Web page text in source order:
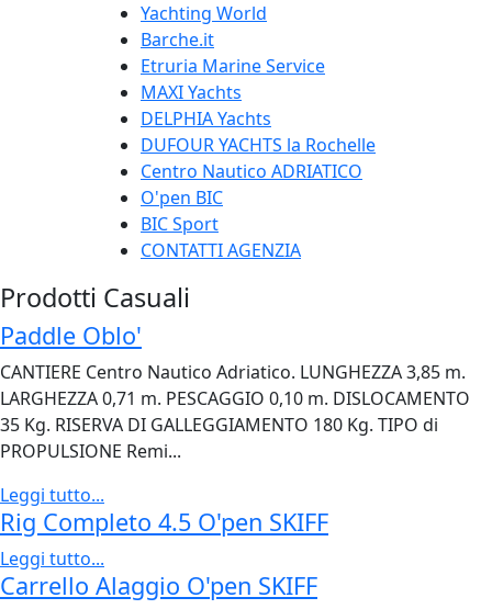
Yachting World
Barche.it
Etruria Marine Service
MAXI Yachts
DELPHIA Yachts
DUFOUR YACHTS la Rochelle
Centro Nautico ADRIATICO
O'pen BIC
BIC Sport
CONTATTI AGENZIA
Prodotti Casuali
Paddle Oblo'
CANTIERE Centro Nautico Adriatico. LUNGHEZZA 3,85 m.
LARGHEZZA 0,71 m. PESCAGGIO 0,10 m. DISLOCAMENTO
35 Kg. RISERVA DI GALLEGGIAMENTO 180 Kg. TIPO di
PROPULSIONE Remi...
Leggi tutto...
Rig Completo 4.5 O'pen SKIFF
Leggi tutto...
Carrello Alaggio O'pen SKIFF